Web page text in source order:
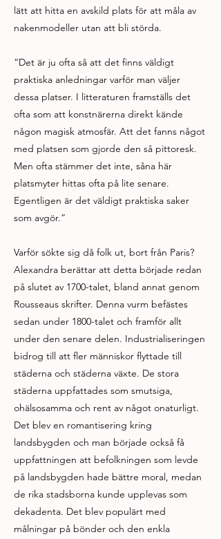
lätt att hitta en avskild plats för att måla av
nakenmodeller utan att bli störda.
“Det är ju ofta så att det finns väldigt
praktiska anledningar varför man väljer
dessa platser. I litteraturen framställs det
ofta som att konstnärerna direkt kände
någon magisk atmosfär. Att det fanns något
med platsen som gjorde den så pittoresk.
Men ofta stämmer det inte, såna här
platsmyter hittas ofta på lite senare.
Egentligen är det väldigt praktiska saker
som avgör.”
Varför sökte sig då folk ut, bort från Paris?
Alexandra berättar att detta började redan
på slutet av 1700-talet, bland annat genom
Rousseaus skrifter. Denna vurm befästes
sedan under 1800-talet och framför allt
under den senare delen. Industrialiseringen
bidrog till att fler människor flyttade till
städerna och städerna växte. De stora
städerna uppfattades som smutsiga,
ohälsosamma och rent av något onaturligt.
Det blev en romantisering kring
landsbygden och man började också få
uppfattningen att befolkningen som levde
på landsbygden hade bättre moral, medan
de rika stadsborna kunde upplevas som
dekadenta. Det blev populärt med
målningar på bönder och den enkla